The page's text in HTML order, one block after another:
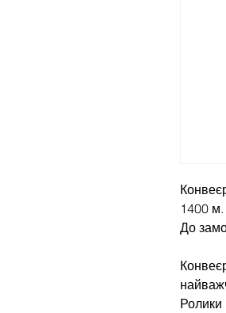
1400 м.
До
Ролики